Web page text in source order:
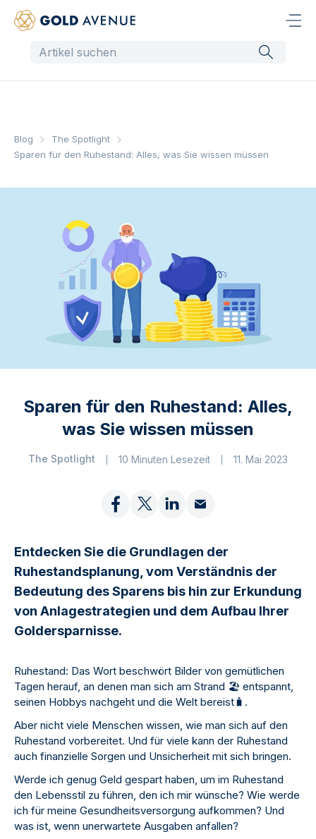
Blog
The Spotlight
Sparen für den Ruhestand: Alles, was Sie wissen müssen
Sparen für den Ruhestand: Alles,
was Sie wissen müssen
The Spotlight 10 Minuten Lesezeit 11. Mai 2023
Entdecken Sie die Grundlagen der
Ruhestandsplanung, vom Verständnis der
Bedeutung des Sparens bis hin zur Erkundung
von Anlagestrategien und dem Aufbau Ihrer
Goldersparnisse.
Ruhestand: Das Wort beschwört Bilder von gemütlichen
Tagen herauf, an denen man sich am Strand 🏖 ️ entspannt,
seinen Hobbys nachgeht und die Welt bereist🧳 .
Aber nicht viele Menschen wissen, wie man sich auf den
Ruhestand vorbereitet. Und für viele kann der Ruhestand
auch finanzielle Sorgen und Unsicherheit mit sich bringen.
Werde ich genug Geld gespart haben, um im Ruhestand
den Lebensstil zu führen, den ich mir wünsche? Wie werde
ich für meine Gesundheitsversorgung aufkommen? Und
was ist, wenn unerwartete Ausgaben anfallen?